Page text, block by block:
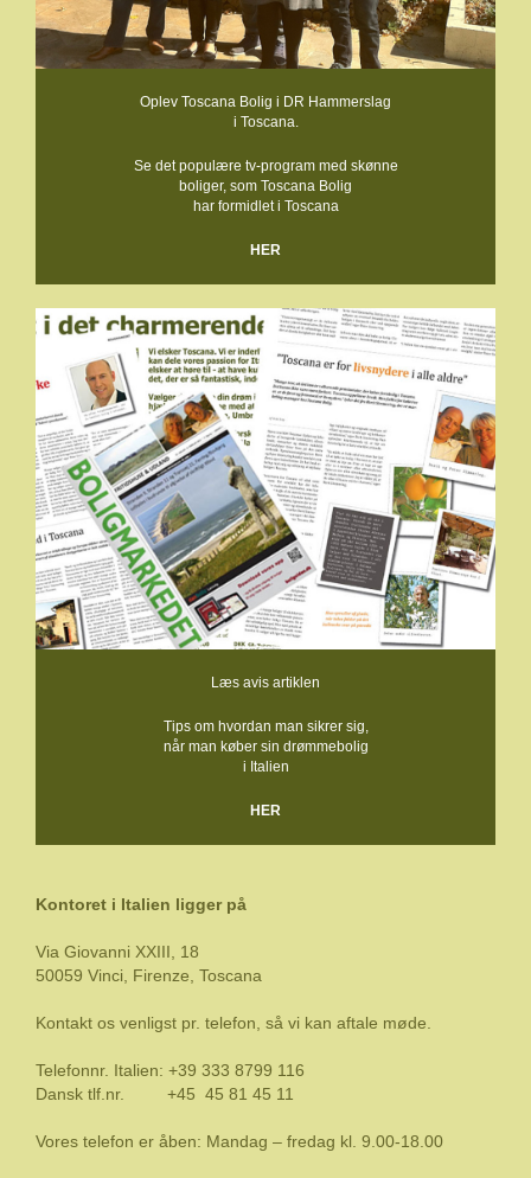
Oplev Toscana Bolig i DR Hammerslag
i Toscana.
Se det populære tv-program med skønne
boliger, som Toscana Bolig
har formidlet i Toscana
HER
Læs avis artiklen
Tips om hvordan man sikrer sig,
når man køber sin drømmebolig
i Italien
HER
Kontoret i Italien ligger på
Via Giovanni XXIII, 18
50059 Vinci, Firenze, Toscana
Kontakt os venligst pr. telefon, så vi kan aftale møde.
Telefonnr. Italien: +39 333 8799 116
Dansk tlf.nr. +45 45 81 45 11
Vores telefon er åben: Mandag – fredag kl. 9.00-18.00